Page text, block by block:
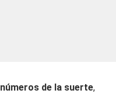
números de la suerte,